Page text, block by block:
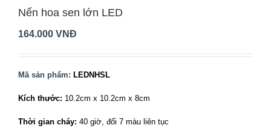
Nến hoa sen lớn LED
164.000 VNĐ
Mã sản phẩm: LEDNHSL
Kích thước: 10.2cm x 10.2cm x 8cm
Thời gian cháy: 40 giờ, đổi 7 màu liên tục